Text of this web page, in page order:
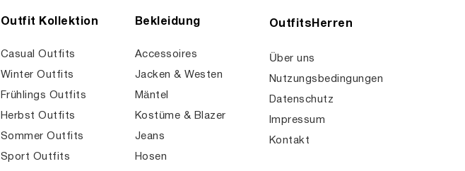
Outfit Kollektion
Casual Outfits
Winter Outfits
Frühlings Outfits
Herbst Outfits
Sommer Outfits
Sport Outfits
Bekleidung
Accessoires
Jacken & Westen
Mäntel
Kostüme & Blazer
Jeans
Hosen
OutfitsHerren
Über uns
Nutzungsbedingungen
Datenschutz
Impressum
Kontakt